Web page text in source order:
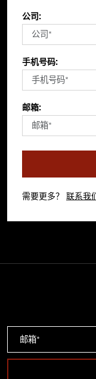
公司:
手机号码:
邮箱:
需要更多？ 联系我